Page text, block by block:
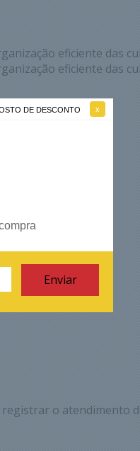
DE DESCONTO
eficiente das
eficiente das
o atendimento